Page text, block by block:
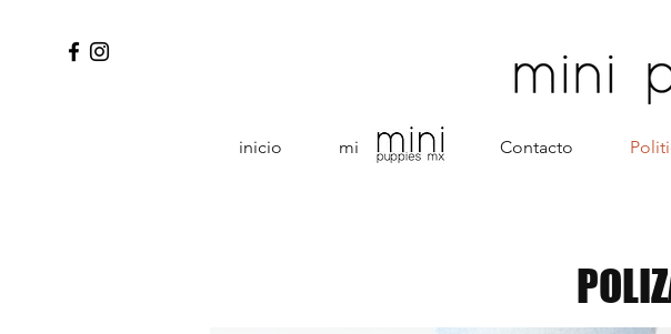
inicio mini puppies Contacto